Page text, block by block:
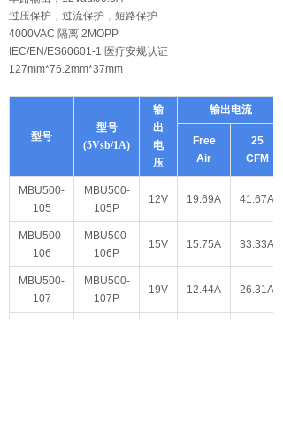
过压保护，过流保护，短路保护
4000VAC 隔离 2MOPP
IEC/EN/ES60601-1 医疗安规认证
127mm*76.2mm*37mm
型号
型号
(5Vsb/1A)
输
出
电
压
输出电流
Free
Air
25
CFM
MBU500-
105
MBU500-
105P
12V 19.69A 41.67A
MBU500-
106
MBU500-
106P
15V 15.75A 33.33A
MBU500-
107
MBU500-
107P
19V 12.44A 26.31A